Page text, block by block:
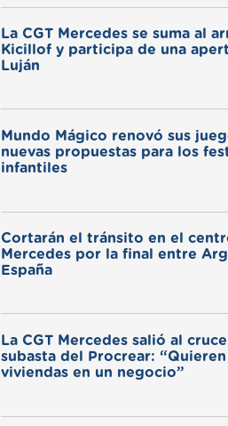
La CGT Mercedes se suma al
Kicillof y participa de una
Luján
Mundo Mágico renovó sus
nuevas propuestas para los
infantiles
Cortarán el tránsito en el
Mercedes por la final entre
España
La CGT Mercedes salió al
subasta del Procrear:
viviendas en un negocio”